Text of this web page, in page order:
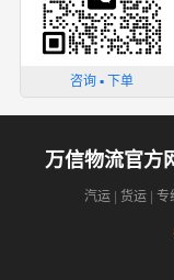
咨询 ▪ 下单
万信物流官方
汽运 货运 专